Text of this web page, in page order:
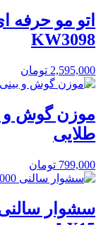
اتو مو حرفه
KW3098
2,595,000 تومان
طلایی
799,000 تومان